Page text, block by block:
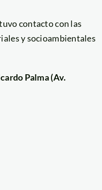
contacto con las
y socioambientales
Palma (Av.